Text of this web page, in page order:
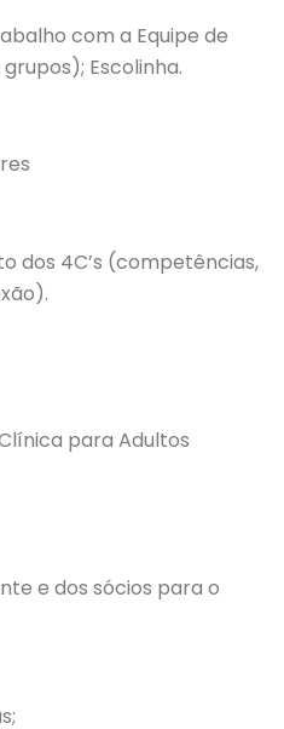
com a Equipe de
Escolinha.
dos 4C’s (competências,
para Adultos
e dos sócios para o